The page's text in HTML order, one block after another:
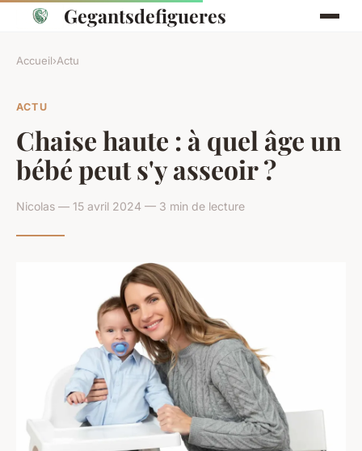
Gegantsdefigueres
Accueil›Actu
ACTU
Chaise haute : à quel âge un
bébé peut s'y asseoir ?
Nicolas — 15 avril 2024 — 3 min de lecture